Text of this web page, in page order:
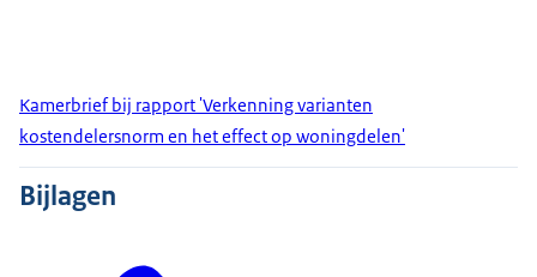
Kamerbrief bij rapport 'Verkenning varianten
kostendelersnorm en het effect op woningdelen'
Bijlagen